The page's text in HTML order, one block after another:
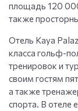
площадь 120
также
Отель Kaya
класса гольф-
тренировок и
своим гостям
а также
спорта. В отеле